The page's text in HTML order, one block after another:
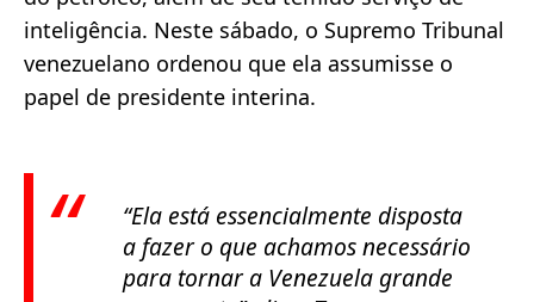
inteligência. Neste sábado, o Supremo Tribunal
venezuelano ordenou que ela assumisse o
papel de presidente interina.
“Ela está essencialmente disposta
a fazer o que achamos necessário
para tornar a Venezuela grande